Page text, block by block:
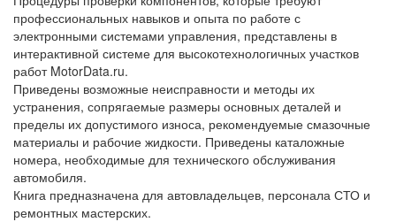
профессиональных навыков и опыта по работе с
электронными системами управления, представлены в
интерактивной системе для высокотехнологичных участков
работ MotorData.ru.
Приведены возможные неисправности и методы их
устранения, сопрягаемые размеры основных деталей и
пределы их допустимого износа, рекомендуемые смазочные
материалы и рабочие жидкости. Приведены каталожные
номера, необходимые для технического обслуживания
автомобиля.
Книга предназначена для автовладельцев, персонала СТО и
ремонтных мастерских.